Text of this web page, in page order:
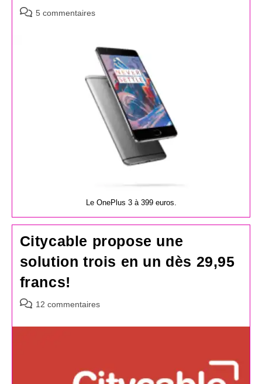
Commentaires
5 commentaires
Le OnePlus 3 à 399 euros.
Citycable propose une
solution trois en un dès 29,95
francs!
Commentaires
la
12 commentaires